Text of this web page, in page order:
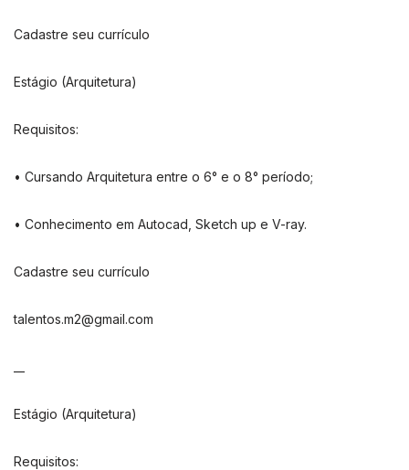
Cadastre seu currículo
Estágio (Arquitetura)
Requisitos:
• Cursando Arquitetura entre o 6° e o 8° período;
• Conhecimento em Autocad, Sketch up e V-ray.
Cadastre seu currículo
talentos.m2@gmail.com
Estágio (Arquitetura)
Requisitos: